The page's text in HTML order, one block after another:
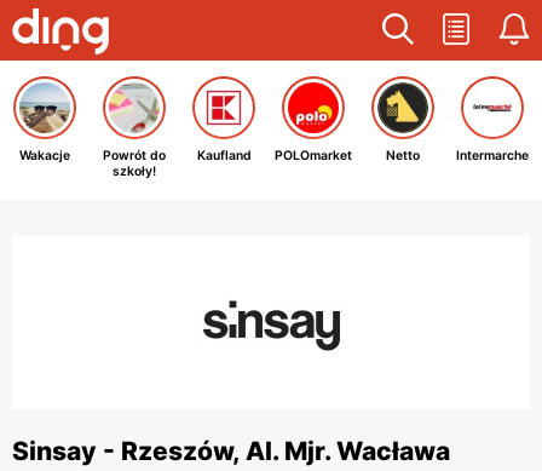
Wakacje
Powrót do
szkoły!
Kaufland POLOmarket Netto Intermarche
Sinsay - Rzeszów, Al. Mjr. Wacława